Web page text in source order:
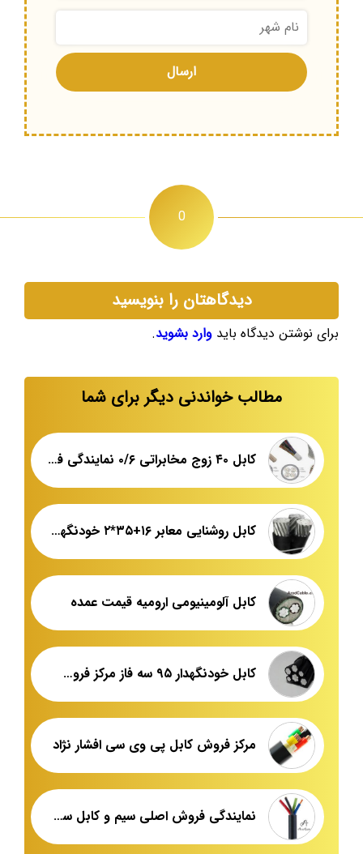
0
دیدگاهتان را بنویسید
برای نوشتن دیدگاه باید وارد بشوید.
مطالب خواندنی دیگر برای شما
کابل ۴۰ زوج مخابراتی ۰/۶ نمایندگی فروش
کابل روشنایی معابر ۱۶+۳۵*۲ خودنگهدار فروش عمده
کابل آلومینیومی ارومیه قیمت عمده
کابل خودنگهدار ۹۵ سه فاز مرکز فروش عمده
مرکز فروش کابل پی وی سی افشار نژاد
نمایندگی فروش اصلی سیم و کابل سمنان